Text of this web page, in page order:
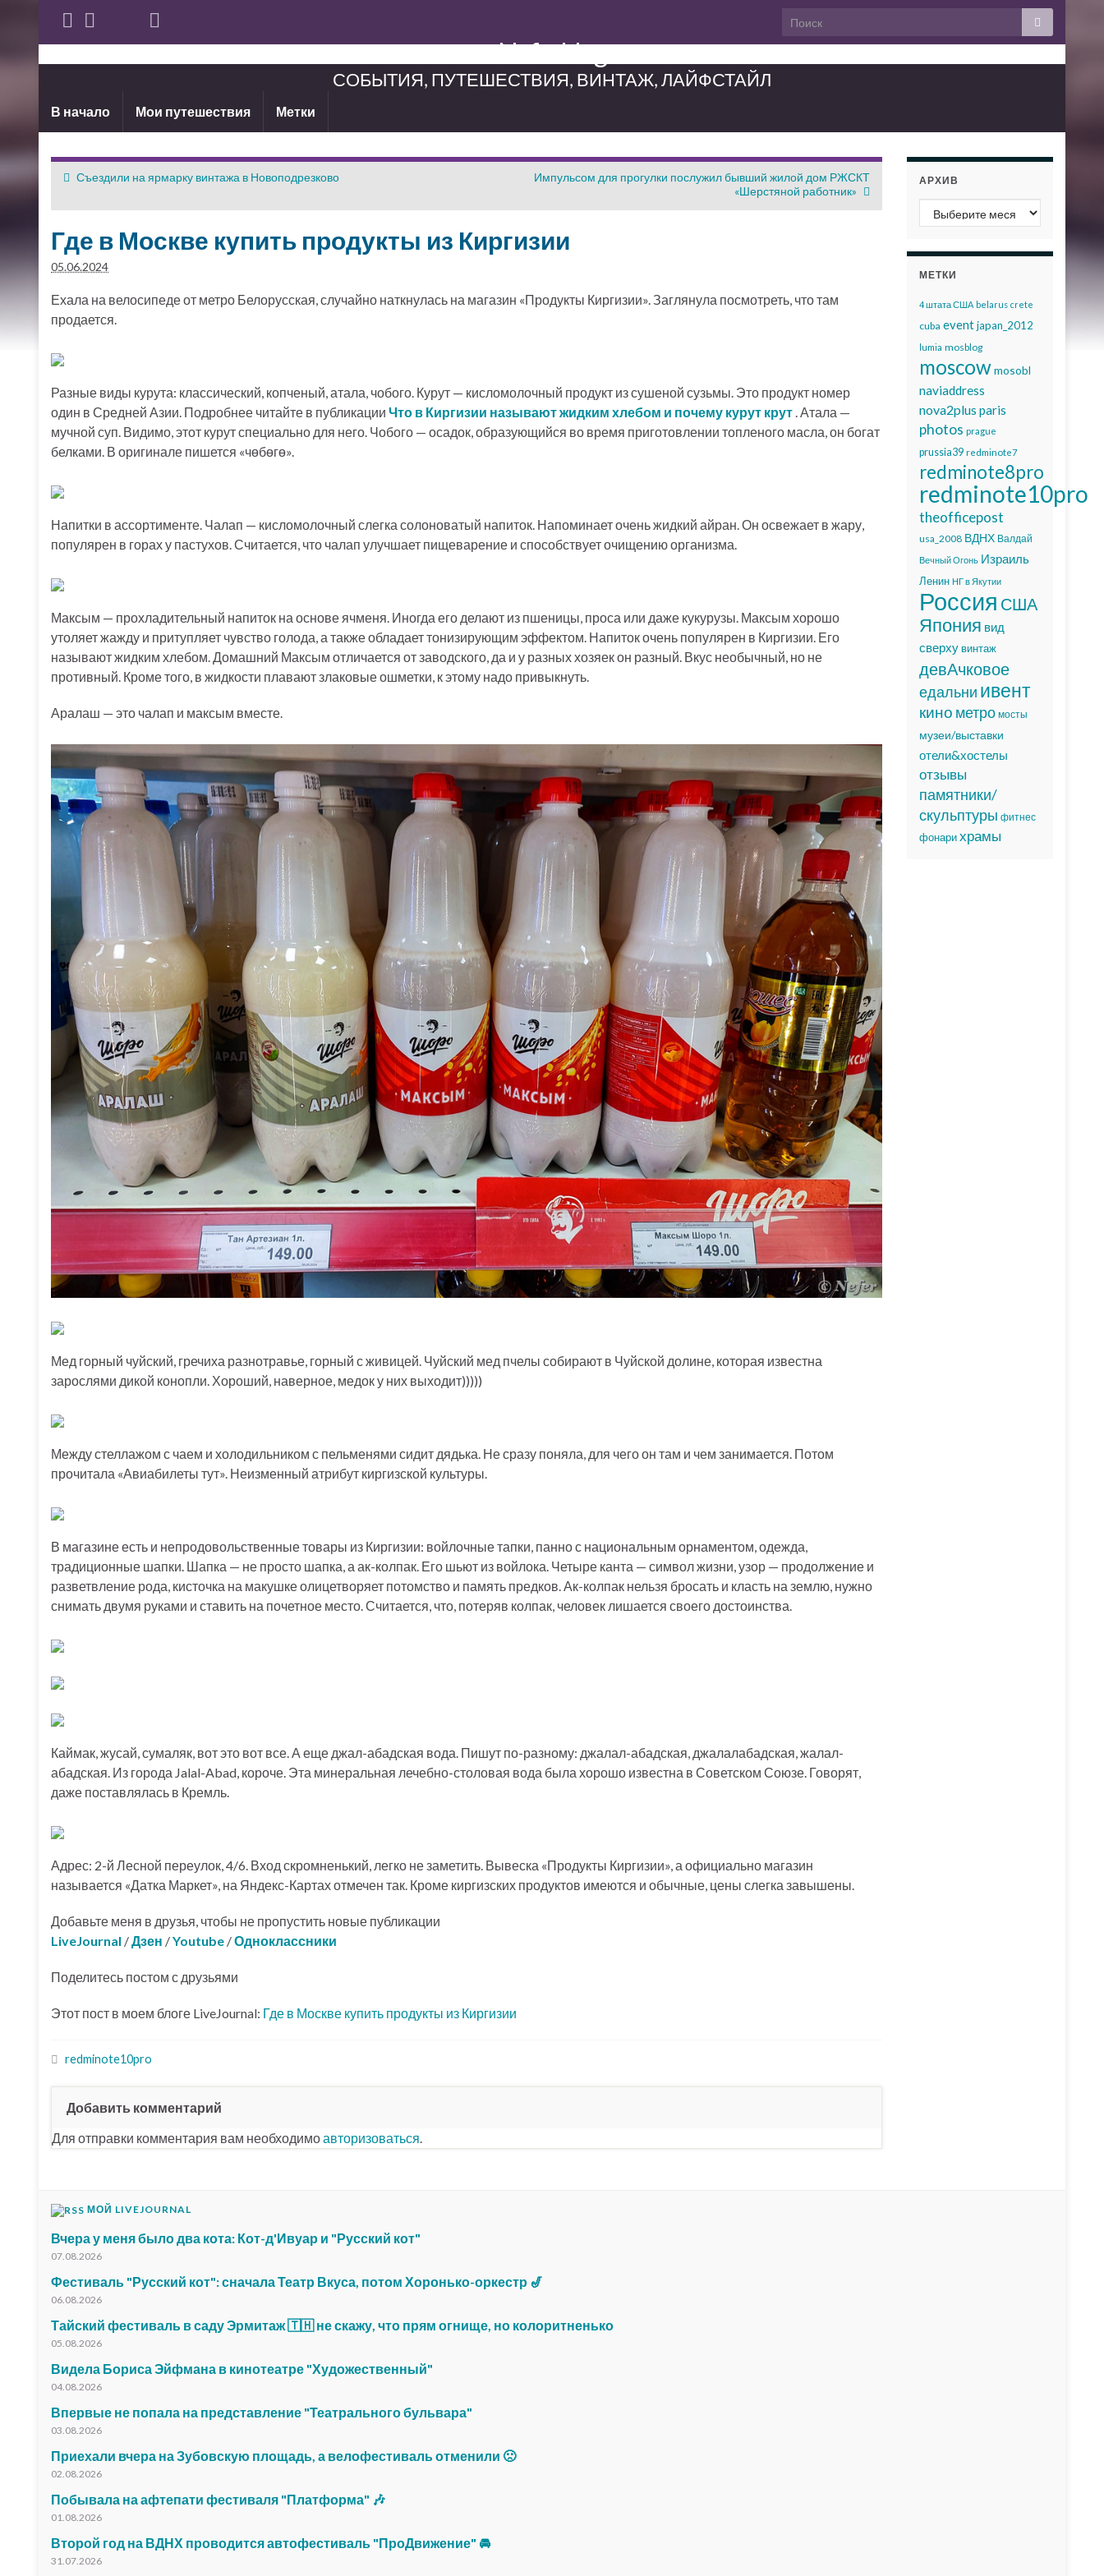
Neferblog
СОБЫТИЯ, ПУТЕШЕСТВИЯ, ВИНТАЖ, ЛАЙФСТАЙЛ
В начало Мои путешествия Метки
Съездили на ярмарку винтажа в Новоподрезково
Импульсом для прогулки послужил бывший жилой дом РЖСКТ
«Шерстяной работник»
Где в Москве купить продукты из Киргизии
05.06.2024
Ехала на велосипеде от метро Белорусская, случайно наткнулась на магазин «Продукты Киргизии». Заглянула посмотреть, что там
продается.
Разные виды курута: классический, копченый, атала, чобого. Курут — кисломолочный продукт из сушеной сузьмы. Это продукт номер
один в Средней Азии. Подробнее читайте в публикации Что в Киргизии называют жидким хлебом и почему курут крут . Атала —
мучной суп. Видимо, этот курут специально для него. Чобого — осадок, образующийся во время приготовлении топленого масла, он богат
белками. В оригинале пишется «чөбөгө».
Напитки в ассортименте. Чалап — кисломолочный слегка солоноватый напиток. Напоминает очень жидкий айран. Он освежает в жару,
популярен в горах у пастухов. Считается, что чалап улучшает пищеварение и способствует очищению организма.
Максым — прохладительный напиток на основе ячменя. Иногда его делают из пшеницы, проса или даже кукурузы. Максым хорошо
утоляет жажду и притупляет чувство голода, а также обладает тонизирующим эффектом. Напиток очень популярен в Киргизии. Его
называют жидким хлебом. Домашний Максым отличается от заводского, да и у разных хозяек он разный. Вкус необычный, но не
противный. Кроме того, в жидкости плавают злаковые ошметки, к этому надо привыкнуть.
Аралаш — это чалап и максым вместе.
Мед горный чуйский, гречиха разнотравье, горный с живицей. Чуйский мед пчелы собирают в Чуйской долине, которая известна
зарослями дикой конопли. Хороший, наверное, медок у них выходит)))))
Между стеллажом с чаем и холодильником с пельменями сидит дядька. Не сразу поняла, для чего он там и чем занимается. Потом
прочитала «Авиабилеты тут». Неизменный атрибут киргизской культуры.
В магазине есть и непродовольственные товары из Киргизии: войлочные тапки, панно с национальным орнаментом, одежда,
традиционные шапки. Шапка — не просто шапка, а ак-колпак. Его шьют из войлока. Четыре канта — символ жизни, узор — продолжение и
разветвление рода, кисточка на макушке олицетворяет потомство и память предков. Ак-колпак нельзя бросать и класть на землю, нужно
снимать двумя руками и ставить на почетное место. Считается, что, потеряв колпак, человек лишается своего достоинства.
Каймак, жусай, сумаляк, вот это вот все. А еще джал-абадская вода. Пишут по-разному: джалал-абадская, джалалабадская, жалал-
абадская. Из города Jalal-Abad, короче. Эта минеральная лечебно-столовая вода была хорошо известна в Советском Союзе. Говорят,
даже поставлялась в Кремль.
Адрес: 2-й Лесной переулок, 4/6. Вход скромненький, легко не заметить. Вывеска «Продукты Киргизии», а официально магазин
называется «Датка Маркет», на Яндекс-Картах отмечен так. Кроме киргизских продуктов имеются и обычные, цены слегка завышены.
Добавьте меня в друзья, чтобы не пропустить новые публикации
LiveJournal /Дзен /Youtube /Одноклассники
Поделитесь постом с друзьями
Этот пост в моем блоге LiveJournal: Где в Москве купить продукты из Киргизии
redminote10pro
Добавить комментарий
Для отправки комментария вам необходимоавторизоваться.
АРХИВ
Архив
МЕТКИ
4 штата США belarus crete
cuba event japan_2012
lumia mosblog
moscowmosobl
naviaddress
nova2plus paris
photos prague
prussia39 redminote7
redminote8pro
redminote10pro
theofficepost
usa_2008 ВДНХ Валдай
Вечный Огонь Израиль
Ленин НГ в Якутии
Россия США
Япония вид
сверху винтаж
девАчковое
едальни ивент
кино метро мосты
музеи/выставки
отели&хостелы
отзывы
памятники/
скульптуры фитнес
фонари храмы
МОЙ LIVEJOURNAL
Вчера у меня было два кота: Кот-д'Ивуар и "Русский кот"
07.08.2026
Фестиваль "Русский кот": сначала Театр Вкуса, потом Хоронько-оркестр 🎷
06.08.2026
Тайский фестиваль в саду Эрмитаж 🇹🇭 не скажу, что прям огнище, но колоритненько
05.08.2026
Видела Бориса Эйфмана в кинотеатре "Художественный"
04.08.2026
Впервые не попала на представление "Театрального бульвара"
03.08.2026
Приехали вчера на Зубовскую площадь, а велофестиваль отменили 🙁
02.08.2026
Побывала на афтепати фестиваля "Платформа" 🎶
01.08.2026
Второй год на ВДНХ проводится автофестиваль "ПроДвижение" 🚘
31.07.2026